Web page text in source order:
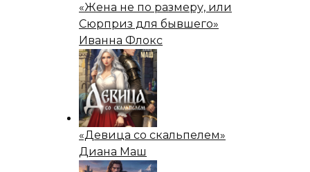
«Жена не по размеру, или
Сюрприз для бывшего»
Иванна Флокс
«Девица со скальпелем»
Диана Маш